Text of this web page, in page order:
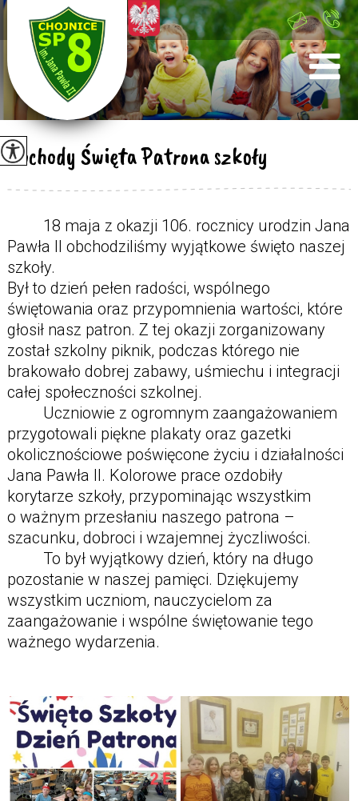
Obchody Święta Patrona szkoły
18 maja z okazji 106. rocznicy urodzin Jana
Pawła II obchodziliśmy wyjątkowe święto naszej
szkoły.
Był to dzień pełen radości, wspólnego
świętowania oraz przypomnienia wartości, które
głosił nasz patron. Z tej okazji zorganizowany
został szkolny piknik, podczas którego nie
brakowało dobrej zabawy, uśmiechu i integracji
całej społeczności szkolnej.
Uczniowie z ogromnym zaangażowaniem
przygotowali piękne plakaty oraz gazetki
okolicznościowe poświęcone życiu i działalności
Jana Pawła II. Kolorowe prace ozdobiły
korytarze szkoły, przypominając wszystkim
o ważnym przesłaniu naszego patrona –
szacunku, dobroci i wzajemnej życzliwości.
To był wyjątkowy dzień, który na długo
pozostanie w naszej pamięci. Dziękujemy
wszystkim uczniom, nauczycielom za
zaangażowanie i wspólne świętowanie tego
ważnego wydarzenia.